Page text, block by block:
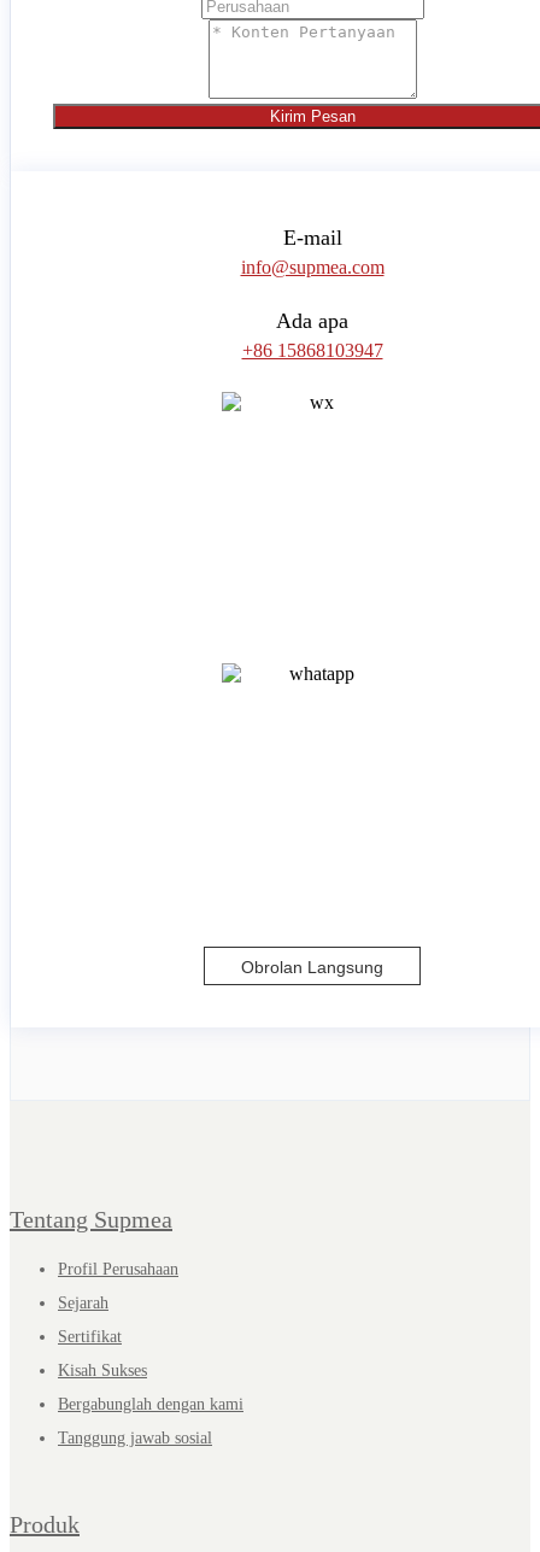
Kirim Pesan
E-mail
info@supmea.com
Ada apa
+86 15868103947
Obrolan Langsung
Tentang Supmea
Profil Perusahaan
Sejarah
Sertifikat
Kisah Sukses
Bergabunglah dengan kami
Tanggung jawab sosial
Produk